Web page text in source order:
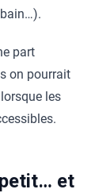
part
on pourrait
les
petit… et